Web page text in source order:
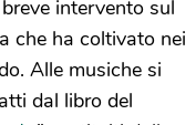
intervento sul
che ha coltivato nei
Alle musiche si
dal libro del